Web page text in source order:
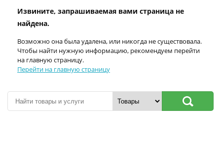
Извините, запрашиваемая вами страница не
найдена.
Возможно она была удалена, или никогда не существовала.
Чтобы найти нужную информацию, рекомендуем перейти
на главную страницу.
Перейти на главную страницу